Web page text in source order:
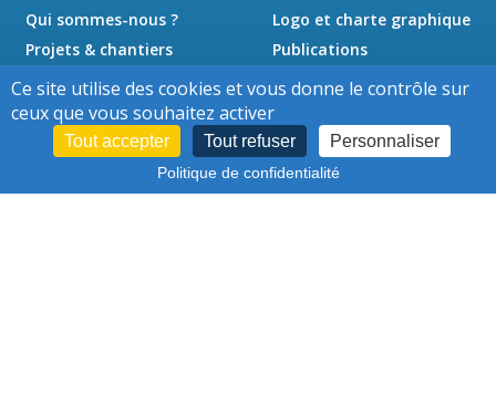
Qui sommes-nous ?
Projets & chantiers
Actualités
Jobs
Logo et charte graphique
Publications
Presse
Contact
Ce site utilise des cookies et vous donne le contrôle sur
ceux que vous souhaitez activer
Tout accepter Tout refuser Personnaliser
Politique de confidentialité